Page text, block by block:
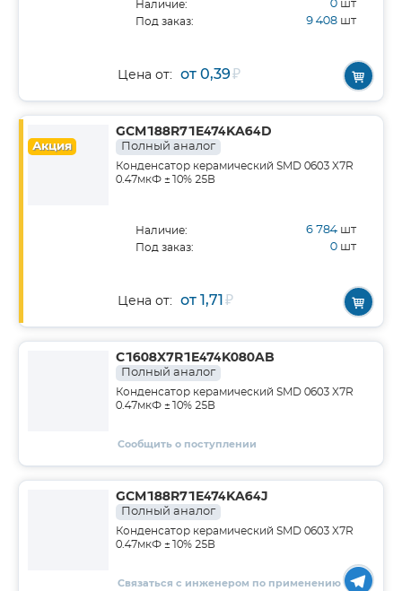
Наличие: 0 шт
Под заказ: 9 408 шт
Цена от: от 0,39₽
Акция
GCM188R71E474KA64D
Полный аналог
Конденсатор керамический SMD 0603 X7R
0.47мкФ ±10% 25В
Наличие: 6 784 шт
Под заказ: 0 шт
Цена от: от 1,71₽
C1608X7R1E474K080AB
Полный аналог
Конденсатор керамический SMD 0603 X7R
0.47мкФ ±10% 25В
Сообщить о поступлении
GCM188R71E474KA64J
Полный аналог
Конденсатор керамический SMD 0603 X7R
0.47мкФ ±10% 25В
Связаться с инженером по применению